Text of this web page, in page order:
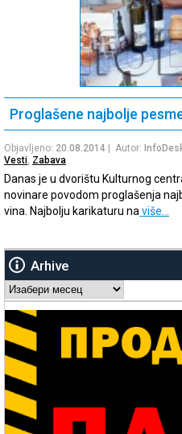
Proglašene najbolje
Objavljeno: 20.08.2014 | Autor:
Vesti, Zabava
Danas je u dvorištu Kulturnog
novinare povodom proglašenja
vina. Najbolju karikaturu naviše…
Arhive
Arhive